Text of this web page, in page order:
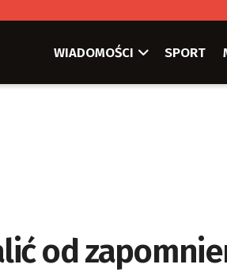
WIADOMOŚCI SPORT
od